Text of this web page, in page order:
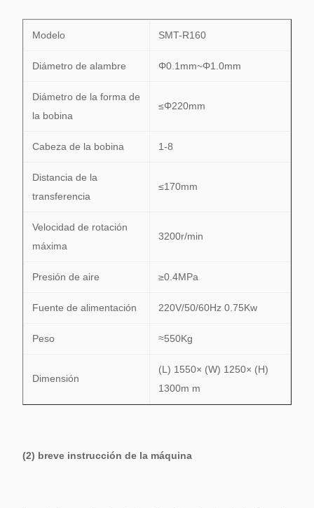
Modelo SMT-R160
Diámetro de alambre Φ0.1mm~Φ1.0mm
Diámetro de la forma de
la bobina
≤Φ220mm
Cabeza de la bobina 1-8
Distancia de la
transferencia
≤170mm
Velocidad de rotación
máxima
3200r/min
Presión de aire ≥0.4MPa
Fuente de alimentación 220V/50/60Hz 0.75Kw
Peso ≈550Kg
Dimensión
(L) 1550× (W) 1250× (H)
1300m m
(2) breve instrucción de la máquina